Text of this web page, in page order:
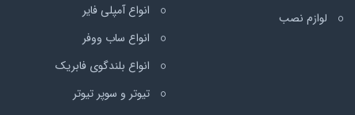
لوازم نصب
انواع آمپلی فایر
انواع ساب ووفر
انواع بلندگوی فابریک
تیوتر و سوپر تیوتر